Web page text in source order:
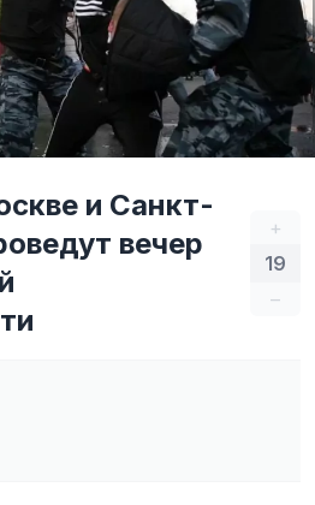
+
19
–
и Санкт-
вечер